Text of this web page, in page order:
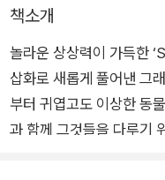
책소개
놀라운 상상력이 가득한
삽화로 새롭게 풀어낸 그
부터 귀엽고도 이상한 동
과 함께 그것들을 다루기